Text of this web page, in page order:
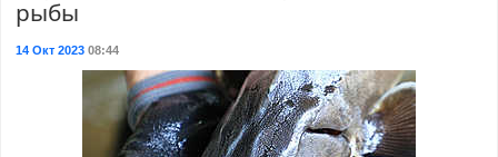
рыбы
14 Окт 202308:44